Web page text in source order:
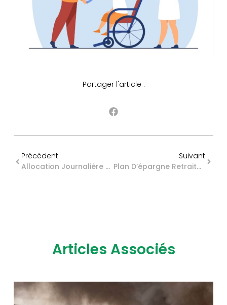
Partager l'article :
Précédent
Allocation Journalière De Présence Parentale : Du Nouveau Pour Les Salariés
Suivant
Plan D’épargne Retraite D’entreprise : Un Nouveau Cas De Déblocage Anticipé
Articles Associés